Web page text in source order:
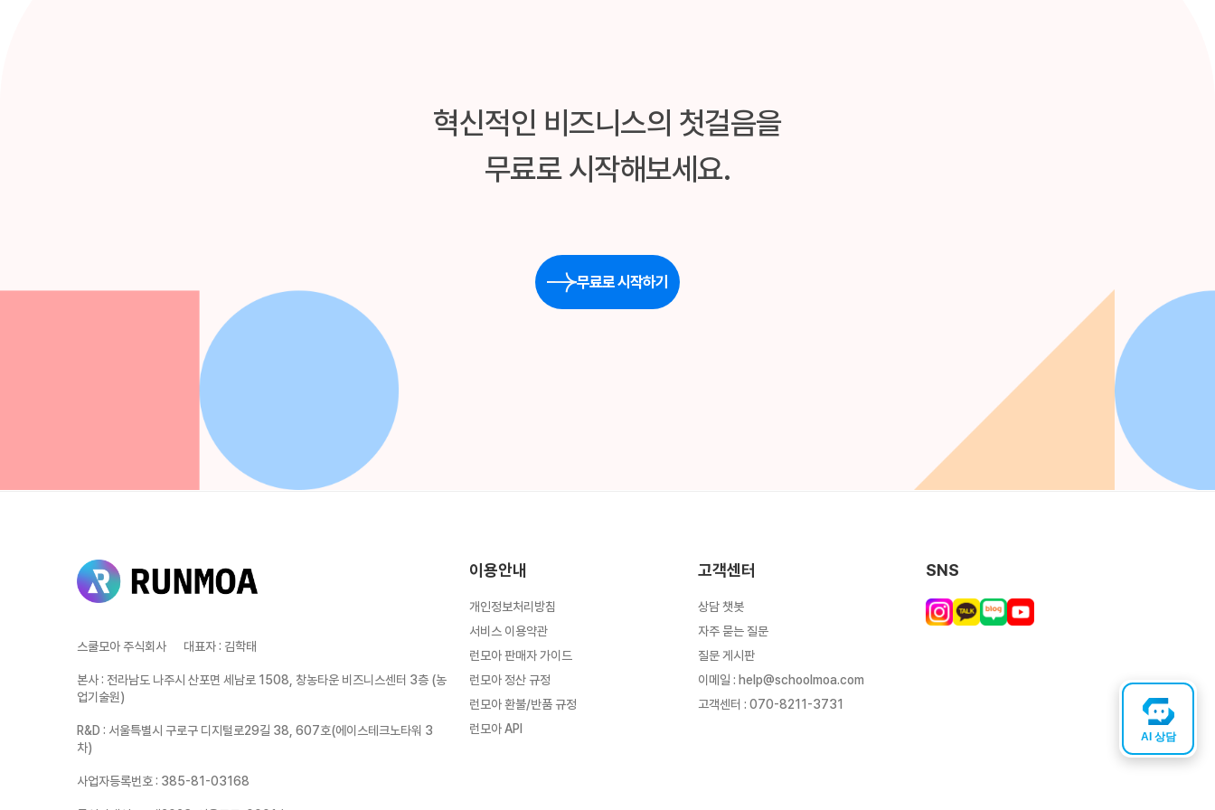
혁신적인 비즈니스의 첫걸음을
무료로 시작해보세요.
무료로 시작하기
스쿨모아 주식회사 대표자: 김학태
본사: 전라남도 나주시 산포면 세남로 1508, 창농타운 비즈니스센터 3층 (농
업기술원)
R&D : 서울특별시 구로구 디지털로29길 38, 607호(에이스테크노타워 3
차)
사업자등록번호: 385-81-03168
이용안내
개인정보처리방침
서비스 이용약관
런모아 판매자 가이드
런모아 정산 규정
런모아 환불/반품 규정
런모아 API
고객센터
상담 챗봇
자주 묻는 질문
질문 게시판
이메일 : help@schoolmoa.com
고객센터 : 070-8211-3731
SNS
AI 상담